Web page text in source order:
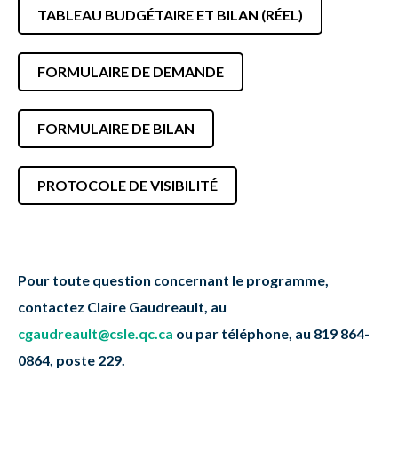
TABLEAU BUDGÉTAIRE ET BILAN (RÉEL)
FORMULAIRE DE DEMANDE
FORMULAIRE DE BILAN
PROTOCOLE DE VISIBILITÉ
Pour toute question concernant le programme,
contactez Claire Gaudreault, au
cgaudreault@csle.qc.ca ou par téléphone, au 819 864-
0864, poste 229.